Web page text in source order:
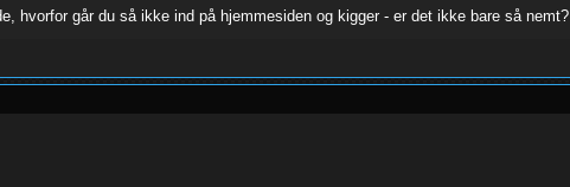
hvorfor går du så ikke ind på hjemmesiden og kigger - er det ikke bare så nemt?